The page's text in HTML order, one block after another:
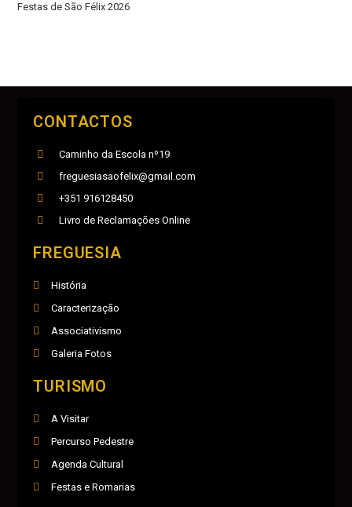
Festas de São Félix 2026
CONTACTOS
Caminho da Escola nº19
freguesiasaofelix@gmail.com
+351 916128450
Livro de Reclamações Online
FREGUESIA
História
Caracterização
Associativismo
Galeria Fotos
TURISMO
A Visitar
Percurso Pedestre
Agenda Cultural
Festas e Romarias